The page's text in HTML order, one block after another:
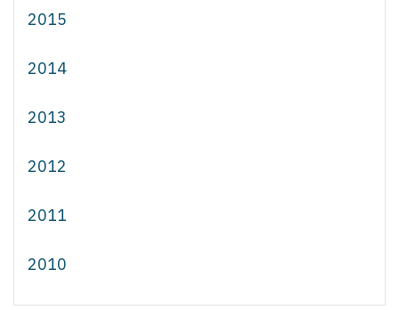
2015
2014
2013
2012
2011
2010